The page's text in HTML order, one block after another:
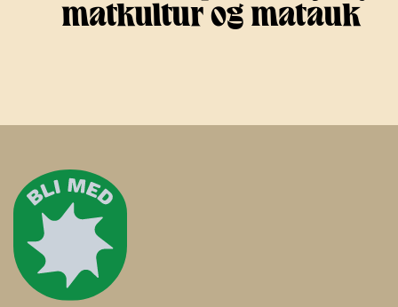
matkultur og matauk